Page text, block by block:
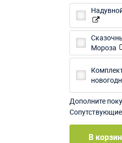
Мороза
Дополните
В